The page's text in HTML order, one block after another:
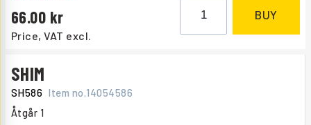
Price, VAT excl.
66.00 BUY
SHIM
SH586 Item no.14054586
Åtgår 1